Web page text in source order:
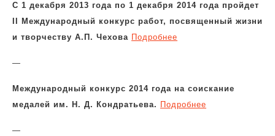
С 1 декабря 2013 года по 1 декабря 2014 года пройдет
II Международный конкурс работ, посвященный жизни
и творчеству А.П. Чехова Подробнее
—
Международный конкурс 2014 года на соискание
медалей им. Н. Д. Кондратьева. Подробнее
—